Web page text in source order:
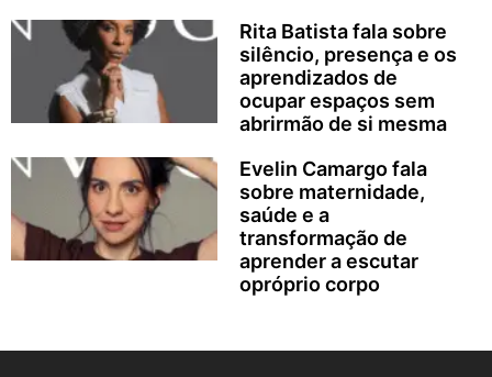
Rita Batista fala sobre
silêncio, presença e os
aprendizados de
ocupar espaços sem
abrirmão de si mesma
Evelin Camargo fala
sobre maternidade,
saúde e a
transformação de
aprender a escutar
opróprio corpo